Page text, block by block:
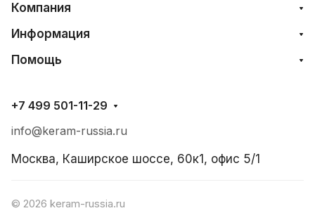
Компания
Информация
Помощь
+7 499 501-11-29
info@keram-russia.ru
Москва, Каширское шоссе, 60к1, офис 5/1
© 2026 keram-russia.ru